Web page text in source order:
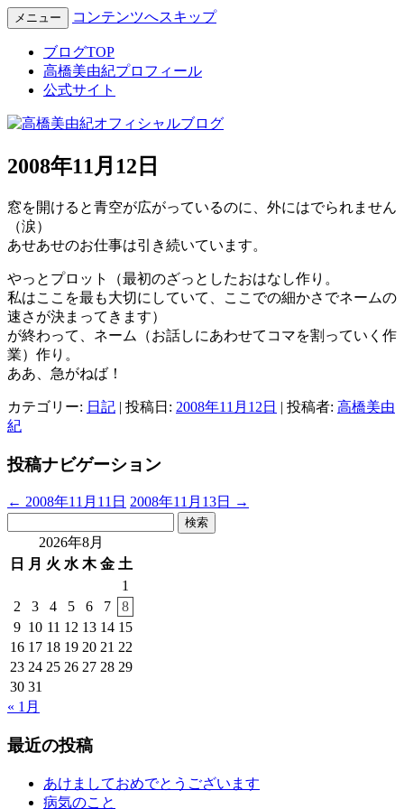
高橋美由紀オフィシャルブロ
グ
Miyuki Takahashi Official Blog
メニュー コンテンツへスキップ
ブログTOP
高橋美由紀プロフィール
公式サイト
2008年11月12日
窓を開けると青空が広がっているのに、外にはでられません
（涙）
あせあせのお仕事は引き続いています。
やっとプロット（最初のざっとしたおはなし作り。
私はここを最も大切にしていて、ここでの細かさでネームの
速さが決まってきます）
が終わって、ネーム（お話しにあわせてコマを割っていく作
業）作り。
ああ、急がねば！
カテゴリー: 日記 | 投稿日: 2008年11月12日 | 投稿者: 高橋美由
紀
投稿ナビゲーション
← 2008年11月11日 2008年11月13日
→
2026年8月
日
月 火 水 木 金 土
1
2
3 4 5 6 7
8
9 10 11 12 13 14 15
16 17 18 19 20 21 22
23 24 25 26 27 28 29
30 31
« 1月
最近の投稿
あけましておめでとうございます
病気のこと